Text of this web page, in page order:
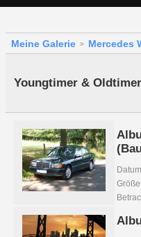
Meine Galerie Mercedes
Youngtimer & Oldtimer